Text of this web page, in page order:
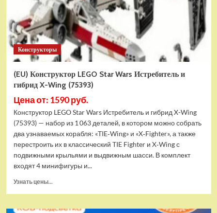
Великий
Защитник
(30454)
Конструкторы
(EU) Конструктор LEGO Star Wars Истребитель и
гибрид X-Wing (75393)
Цена от: 1590 руб.
Конструктор LEGO Star Wars Истребитель и гибрид X-Wing
(75393) — набор из 1 063 деталей, в котором можно собрать
два узнаваемых корабля: «TIE‑Wing» и «X‑Fighter», а также
перестроить их в классический TIE Fighter и X‑Wing с
подвижными крыльями и выдвижным шасси. В комплект
входят 4 минифигуры и...
Узнать цены...
(EU)